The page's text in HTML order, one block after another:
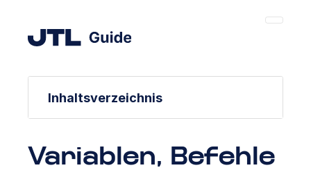
Inhaltsverzeichnis
Variablen, Befehle